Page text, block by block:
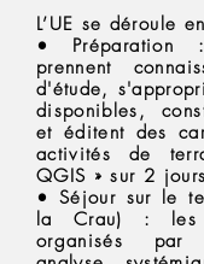
L’UE se déroule
• Préparation
prennent
d'étude,
disponibles,
et éditent des
activités de
QGIS » sur 2
• Séjour sur le
la Crau) :
organisés par